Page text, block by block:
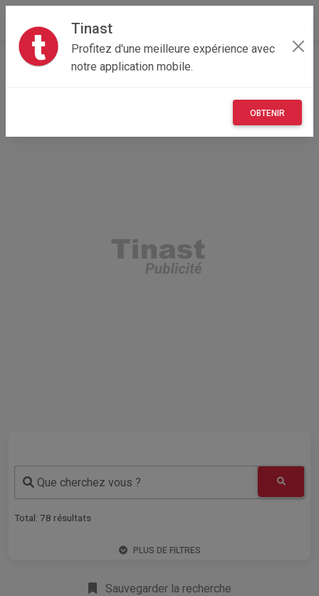
Tinast
Profitez d'une meilleure expérience avec
notre application mobile.
OBTENIR
Accueil Recherche
Centre-Val de Loire
Que cherchez vous ?
Total: 78 résultats
PLUS DE FILTRES
Sauvegarder la recherche